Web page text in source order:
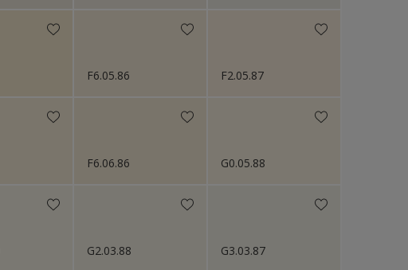
F6.05.86 F2.05.87
F6.06.86 G0.05.88
G2.03.88 G3.03.87